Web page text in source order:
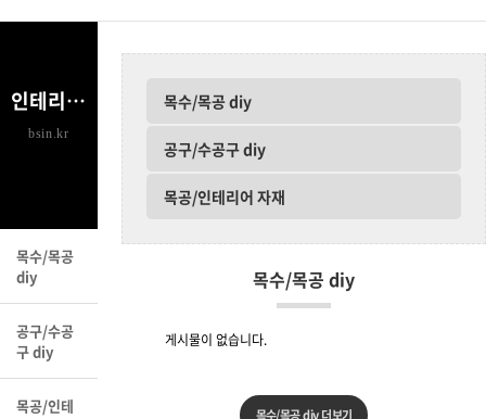
목수/목공 diy
공구/수공구 diy
목공/인테리어 자재
목수/목공 diy
게시물이 없습니다.
목수/목공 diy 더보기
인테리어 diy
bsin.kr
목수/목공
diy
공구/수공
구 diy
목공/인테